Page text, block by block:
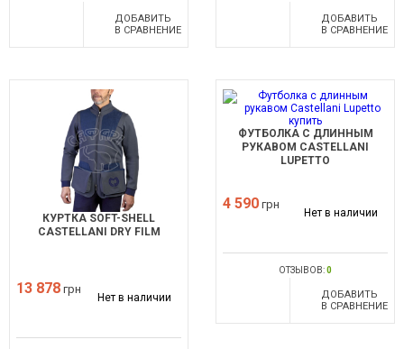
ДОБАВИТЬ
В СРАВНЕНИЕ
ДОБАВИТЬ
В СРАВНЕНИЕ
КУРТКА SOFT-SHELL
CASTELLANI DRY FILM
13 878 грн
Нет в наличии
ФУТБОЛКА С ДЛИННЫМ
РУКАВОМ CASTELLANI
LUPETTO
4 590 грн
Нет в наличии
ОТЗЫВОВ:0
ДОБАВИТЬ
В СРАВНЕНИЕ